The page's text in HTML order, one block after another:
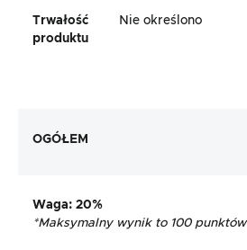
Trwałość
produktu
Nie określono
OGÓŁEM
Waga: 20%
*Maksymalny wynik to 100 punktów